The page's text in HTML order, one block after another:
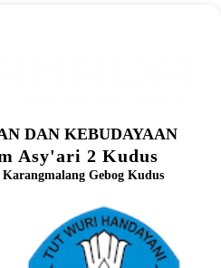
DAN KEBUDAYAAN
Asy'ari 2 Kudus
Gebog Kudus